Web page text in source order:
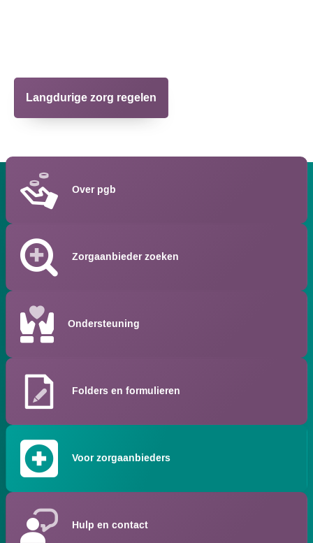
Langdurige zorg regelen
Over pgb
Zorgaanbieder zoeken
Ondersteuning
Folders en formulieren
Voor zorgaanbieders
Hulp en contact